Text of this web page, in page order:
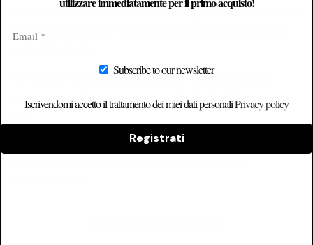
arricchendo i tuoi interni con la sua presenza scenica e la
sua luce suggestiva. Unisce la funzione all’emozione, la
praticità all’arte.
contattarci nella sezione contatti del sito
“Nota bene: il peso citato in descrizione è puramente
Subscribe to our newsletter
Iscrivendomi accetto il trattamento dei miei dati personaliPrivacy policy
Registrati